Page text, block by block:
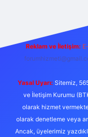
Reklam ve İletişim:
Yasal Uyarı: Sitemiz,
ve İletişim Kurumu
olarak hizmet
olarak denetleme veya
Ancak, üyelerimiz